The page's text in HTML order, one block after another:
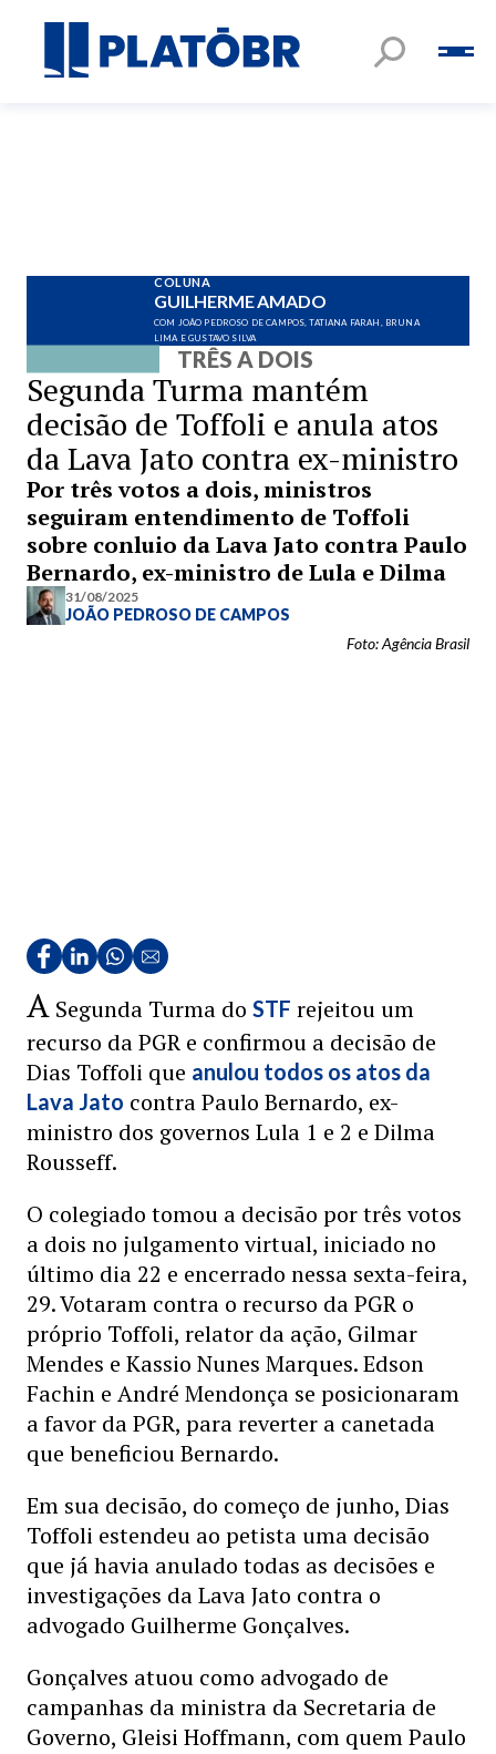
COLUNA
GUILHERME AMADO
COM JOÃO PEDROSO DE CAMPOS, TATIANA FARAH, BRUNA
LIMA E GUSTAVO SILVA
TRÊS A DOIS
Segunda Turma mantém
decisão de Toffoli e anula atos
da Lava Jato contra ex-ministro
Por três votos a dois, ministros
seguiram entendimento de Toffoli
sobre conluio da Lava Jato contra Paulo
Bernardo, ex-ministro de Lula e Dilma
31/08/2025
JOÃO PEDROSO DE CAMPOS
Foto: Agência Brasil
A Segunda Turma do STF rejeitou um
recurso da PGR e confirmou a decisão de
Dias Toffoli que anulou todos os atos da
Lava Jato contra Paulo Bernardo, ex-
ministro dos governos Lula 1 e 2 e Dilma
Rousseff.
O colegiado tomou a decisão por três votos
a dois no julgamento virtual, iniciado no
último dia 22 e encerrado nessa sexta-feira,
29. Votaram contra o recurso da PGR o
próprio Toffoli, relator da ação, Gilmar
Mendes e Kassio Nunes Marques. Edson
Fachin e André Mendonça se posicionaram
a favor da PGR, para reverter a canetada
que beneficiou Bernardo.
Em sua decisão, do começo de junho, Dias
Toffoli estendeu ao petista uma decisão
que já havia anulado todas as decisões e
investigações da Lava Jato contra o
advogado Guilherme Gonçalves.
Gonçalves atuou como advogado de
campanhas da ministra da Secretaria de
Governo, Gleisi Hoffmann, com quem Paulo